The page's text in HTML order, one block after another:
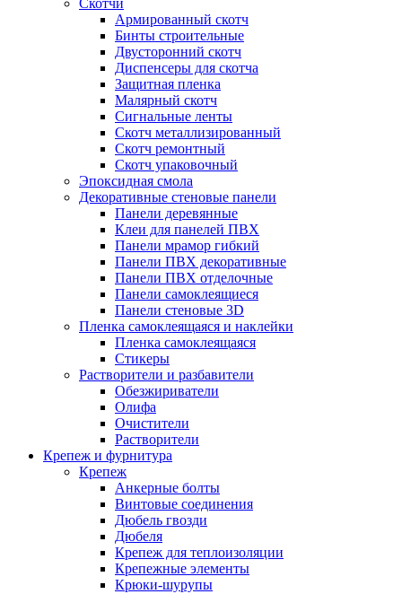
Скотчи
Армированный скотч
Бинты строительные
Двусторонний скотч
Диспенсеры для скотча
Защитная пленка
Малярный скотч
Сигнальные ленты
Скотч металлизированный
Скотч ремонтный
Скотч упаковочный
Эпоксидная смола
Декоративные стеновые панели
Панели деревянные
Клеи для панелей ПВХ
Панели мрамор гибкий
Панели ПВХ декоративные
Панели ПВХ отделочные
Панели самоклеящиеся
Панели стеновые 3D
Пленка самоклеящаяся и наклейки
Пленка самоклеящаяся
Стикеры
Растворители и разбавители
Обезжириватели
Олифа
Очистители
Растворители
Крепеж и фурнитура
Крепеж
Анкерные болты
Винтовые соединения
Дюбель гвозди
Дюбеля
Крепеж для теплоизоляции
Крепежные элементы
Крюки-шурупы